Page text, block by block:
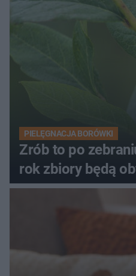
PIELĘGNACJA BORÓWKI
Zrób to po
rok zbiory będą